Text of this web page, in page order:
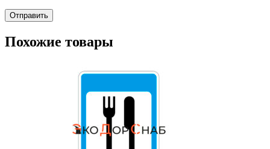
Похожие товары